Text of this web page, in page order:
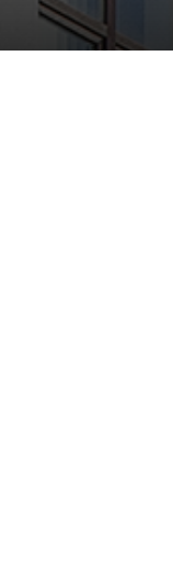
Студенческая
жизнь